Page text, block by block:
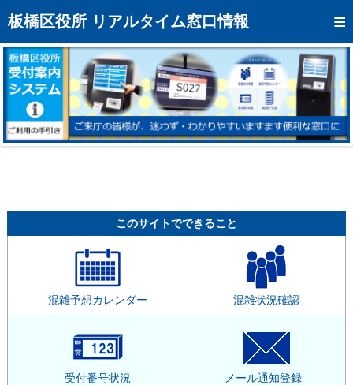
板橋区役所 リアルタイム窓口情報
トップページへ
混雑予想カレンダー
リアルタイム混雑状況
リアルタイム受付番号状況
メール通知登録
モバイルサイト
区役所フロアマップ
このサイトでできること
混雑予想カレンダー 混雑状況確認
受付番号状況 メール通知登録